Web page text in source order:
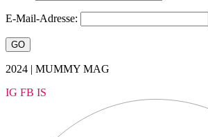
E-Mail-Adresse:
2024 | MUMMY MAG
IG FB IS